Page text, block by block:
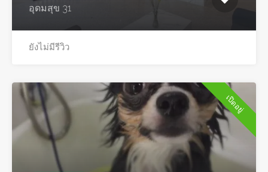
อุดมสุข 31
ยังไม่มีรีวิว
เปิดอยู่